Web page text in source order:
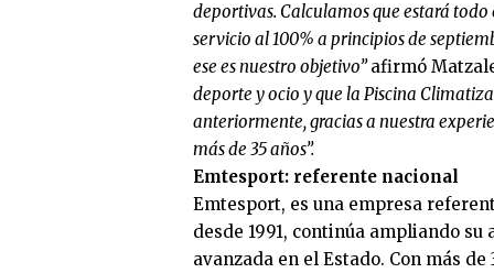
deportivas. Calculamos que estará todo
servicio al 100% a principios de
ese es nuestro objetivo”afirmó
deporte y ocio y que la Piscina
anteriormente, gracias a nuestra
más de 35 años”.
Emtesport: referente nacional
Emtesport, es una empresa
desde 1991, continúa ampliando
avanzada en el Estado. Con más